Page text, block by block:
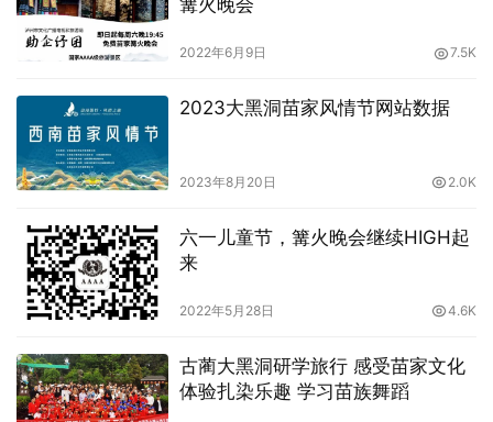
篝火晚会
2022年6月9日 7.5K
2023大黑洞苗家风情节网站数据
2023年8月20日 2.0K
六一儿童节，篝火晚会继续HIGH起
来
2022年5月28日 4.6K
古蔺大黑洞研学旅行 感受苗家文化
体验扎染乐趣 学习苗族舞蹈